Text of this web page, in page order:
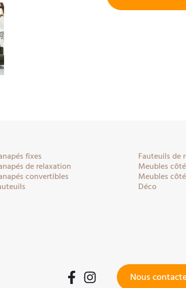
fixes
de relaxation
convertibles
Fauteuils de
Meubles côté
Meubles
Déco
FacebookInstagram Nous